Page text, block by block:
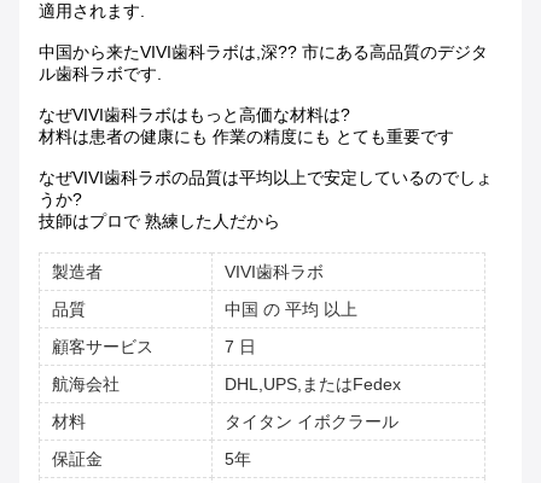
適用されます.
中国から来たVIVI歯科ラボは,深?? 市にある高品質のデジタ
ル歯科ラボです.
なぜVIVI歯科ラボはもっと高価な材料は?
材料は患者の健康にも 作業の精度にも とても重要です
なぜVIVI歯科ラボの品質は平均以上で安定しているのでしょ
うか?
技師はプロで 熟練した人だから
製造者
VIVI歯科ラボ
品質
中国 の 平均 以上
顧客サービス
7 日
航海会社
DHL,UPS,またはFedex
材料
タイタン イボクラール
保証金
5年